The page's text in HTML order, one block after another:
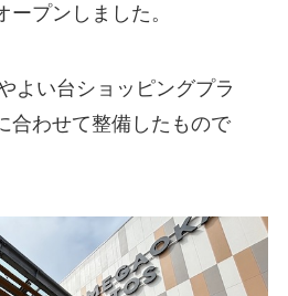
プンしました。
よい台ショッピングプラ
合わせて整備したもので